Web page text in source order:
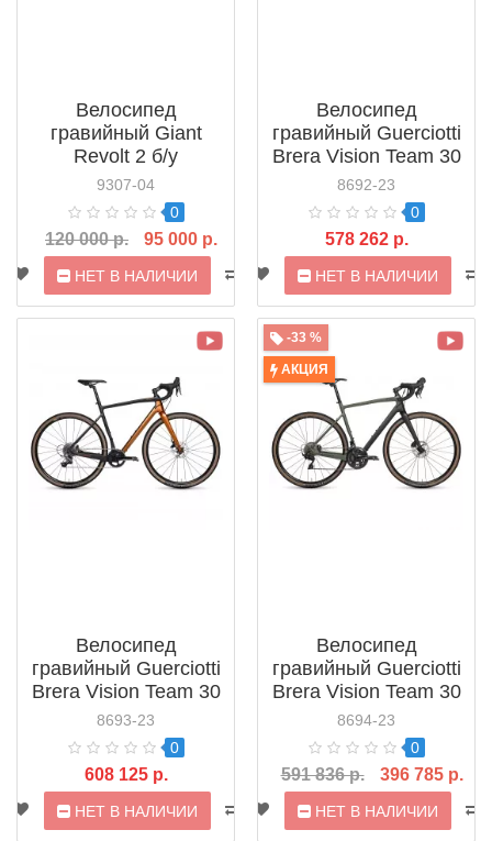
Велосипед
гравийный Giant
Revolt 2 б/у
9307-04
0
120 000 р. 95 000 р.
НЕТ В НАЛИЧИИ
Велосипед
гравийный Guerciotti
Brera Vision Team 30
GRX810 Disc (2023)
8692-23
0
578 262 р.
НЕТ В НАЛИЧИИ
Велосипед
гравийный Guerciotti
Brera Vision Team 30
GRX812 Disc (2023)
8693-23
0
608 125 р.
НЕТ В НАЛИЧИИ
-33 %
АКЦИЯ
Велосипед
гравийный Guerciotti
Brera Vision Team 30
Rival Disc (2023)
8694-23
0
591 836 р. 396 785 р.
НЕТ В НАЛИЧИИ